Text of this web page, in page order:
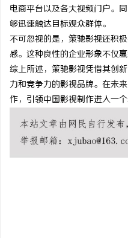
电商平台以及各大视频门户。
够迅速触达目标观众群体。
不可忽视的是，策驰影视还积
感。这种良性的企业形象不仅
综上所述，策驰影视凭借其创
力和竞争力的影视品牌。在未
作，引领中国影视制作进入一个